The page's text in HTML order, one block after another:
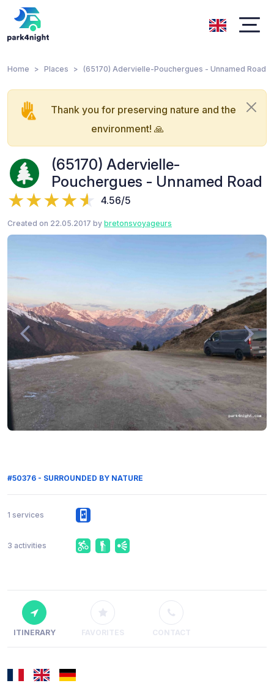
Home Places (65170) Adervielle-Pouchergues - Unnamed Road
Thank you for preserving nature and the
environment! 🙏
(65170) Adervielle-
Pouchergues - Unnamed Road
4.56/5
Created on 22.05.2017 by bretonsvoyageurs
#50376 - SURROUNDED BY NATURE
1 services
3 activities
ITINERARY FAVORITES CONTACT